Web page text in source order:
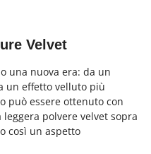
Velvet
una nuova era: da un
un effetto velluto più
può essere ottenuto con
polvere velvet sopra
così un aspetto